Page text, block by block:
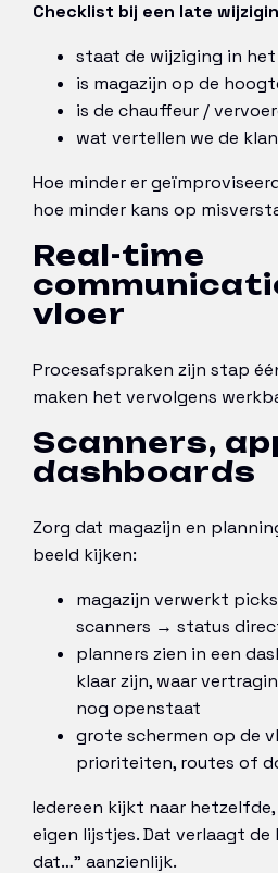
Checklist bij een late
staat de wijziging in
is magazijn op de
is de chauffeur /
wat vertellen we de
Hoe minder er
hoe minder kans op
Real-time
vloer
Procesafspraken zijn stap
maken het vervolgens
Scanners,
dashboards
Zorg dat magazijn en
beeld kijken:
magazijn verwerkt
scanners → status
planners zien in een
klaar zijn, waar
nog openstaat
grote schermen op de
prioriteiten, routes of
Iedereen kijkt naar
eigen lijstjes. Dat verlaagt de
dat…” aanzienlijk.